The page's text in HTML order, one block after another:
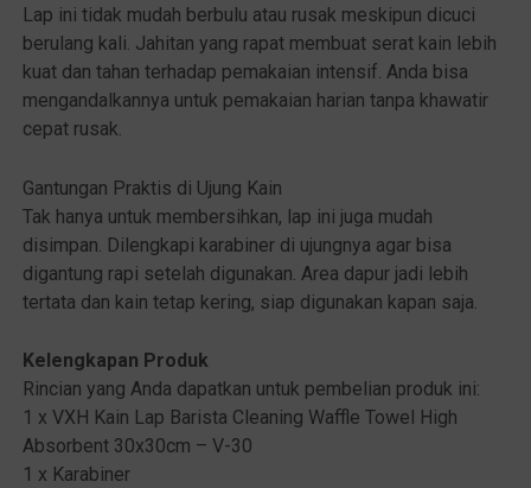
Lap ini tidak mudah berbulu atau rusak meskipun dicuci
berulang kali. Jahitan yang rapat membuat serat kain lebih
kuat dan tahan terhadap pemakaian intensif. Anda bisa
mengandalkannya untuk pemakaian harian tanpa khawatir
cepat rusak.
Gantungan Praktis di Ujung Kain
Tak hanya untuk membersihkan, lap ini juga mudah
disimpan. Dilengkapi karabiner di ujungnya agar bisa
digantung rapi setelah digunakan. Area dapur jadi lebih
tertata dan kain tetap kering, siap digunakan kapan saja.
Kelengkapan Produk
Rincian yang Anda dapatkan untuk pembelian produk ini:
1 x VXH Kain Lap Barista Cleaning Waffle Towel High
Absorbent 30x30cm – V-30
1 x Karabiner